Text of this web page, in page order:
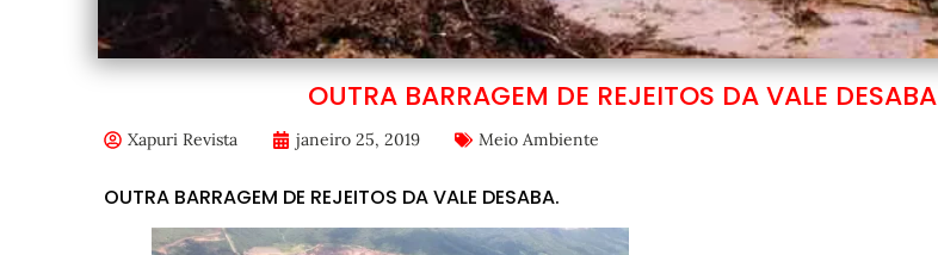
OUTRA BARRAGEM DE REJEITOS DA VALE DESABA
Xapuri Revista janeiro 25, 2019 Meio Ambiente
OUTRA BARRAGEM DE REJEITOS DA VALE DESABA.